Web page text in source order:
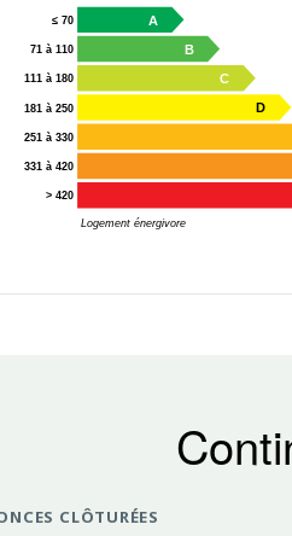
Logement énergivore
≤ 70 A
71 à 110 B
111 à 180 C
181 à 250 D
251 à 330
331 à 420
> 420
CLÔTURÉES